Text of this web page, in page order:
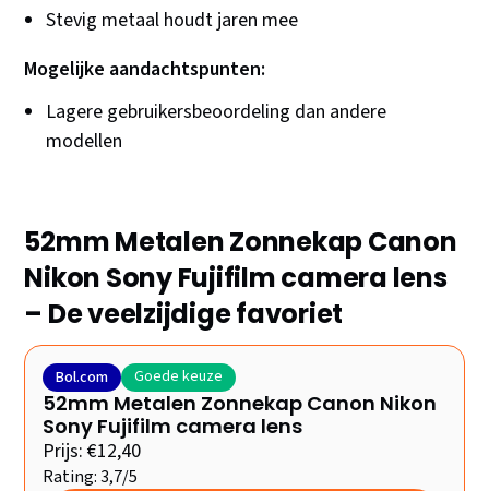
Stevig metaal houdt jaren mee
Mogelijke aandachtspunten:
Lagere gebruikersbeoordeling dan andere
modellen
52mm Metalen Zonnekap Canon
Nikon Sony Fujifilm camera lens
– De veelzijdige favoriet
Bol.com Goede keuze
52mm Metalen Zonnekap Canon Nikon
Sony Fujifilm camera lens
Prijs: €12,40
Rating: 3,7/5